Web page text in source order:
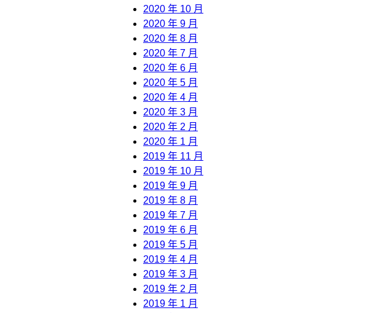
2020 年 10 月
2020 年 9 月
2020 年 8 月
2020 年 7 月
2020 年 6 月
2020 年 5 月
2020 年 4 月
2020 年 3 月
2020 年 2 月
2020 年 1 月
2019 年 11 月
2019 年 10 月
2019 年 9 月
2019 年 8 月
2019 年 7 月
2019 年 6 月
2019 年 5 月
2019 年 4 月
2019 年 3 月
2019 年 2 月
2019 年 1 月